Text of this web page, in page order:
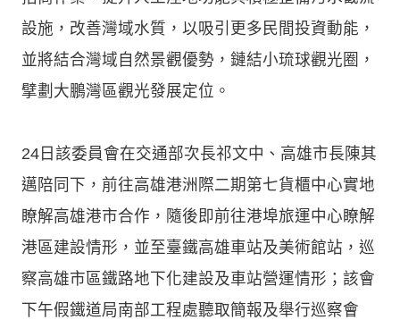
設施，改善灣域水質，以吸引更多民間投資動能，
並將結合灣域自然景觀優勢，鏈結小琉球觀光圈，
擘劃大鵬灣區觀光發展定位。
24日該委員會在交通部次長祁文中、高雄市長陳其
邁陪同下，前往高雄港洲際二期第七貨櫃中心實地
瞭解高雄港市合作，隨後即前往港埠旅運中心瞭解
港區建設情形，並至臺鐵高雄車站及美術館站，巡
察高雄市區鐵路地下化建設及車站營運情形；該會
下午假鐵道局南部工程處聽取簡報及舉行巡察會